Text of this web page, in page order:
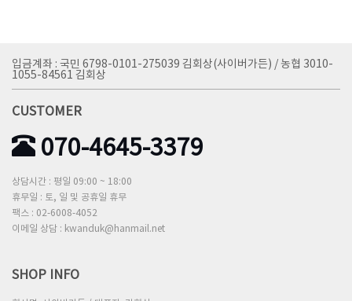
입금계좌 : 국민 6798-0101-275039 김회상(사이버가든) / 농협 3010-
1055-84561 김회상
CUSTOMER
070-4645-3379
상담시간 : 평일 09:00 ~ 18:00
휴무일 : 토, 일 및 공휴일 휴무
팩스 : 02-6008-4052
이메일 상담 : kwanduk@hanmail.net
SHOP INFO